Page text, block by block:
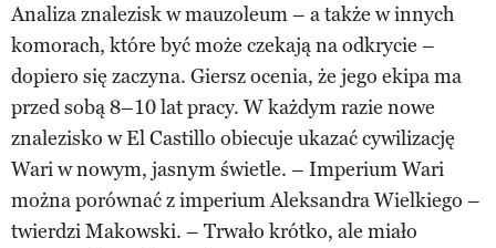
Analiza znalezisk w mauzoleum – a także w innych
komorach, które być może czekają na odkrycie –
dopiero się zaczyna. Giersz ocenia, że jego ekipa ma
przed sobą 8–10 lat pracy. W każdym razie nowe
znalezisko w El Castillo obiecuje ukazać cywilizację
Wari w nowym, jasnym świetle. – Imperium Wari
można porównać z imperium Aleksandra Wielkiego –
twierdzi Makowski. – Trwało krótko, ale miało